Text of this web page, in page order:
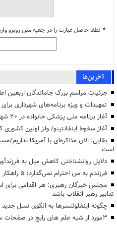
* لطفا حاصل عبارت را در جعبه متن روبرو
آخرین‌ها
جزئیات مراسم بزرگ جاماندگان اربعین
تمهیدات و ویژه برنامه‌های شهرداری
آغاز برنامه ملی پزشکی خانواده در ۲۰ شهر فاز دوم با حضور «پزشکیان»
آغاز سقوط اینفانتینو/ ولز اولین
بقایی: الان مذاکره‌ای با آمریکا
است
دلایل روانشناختی کاهش میل به
فرزندم به من احترام نمی‌گذارد؛ ۵ راهکار عملی برای معکوس کردن این رفتار
مجلس خبرگان رهبری: هر اقدامی برای
تدابیر رهبر انقلاب باشد
چگونه اینفلوئنسرها به الگوی نسل
3مورد از شبه علم های رایج در صفحات سلامت +اینفوگرافی